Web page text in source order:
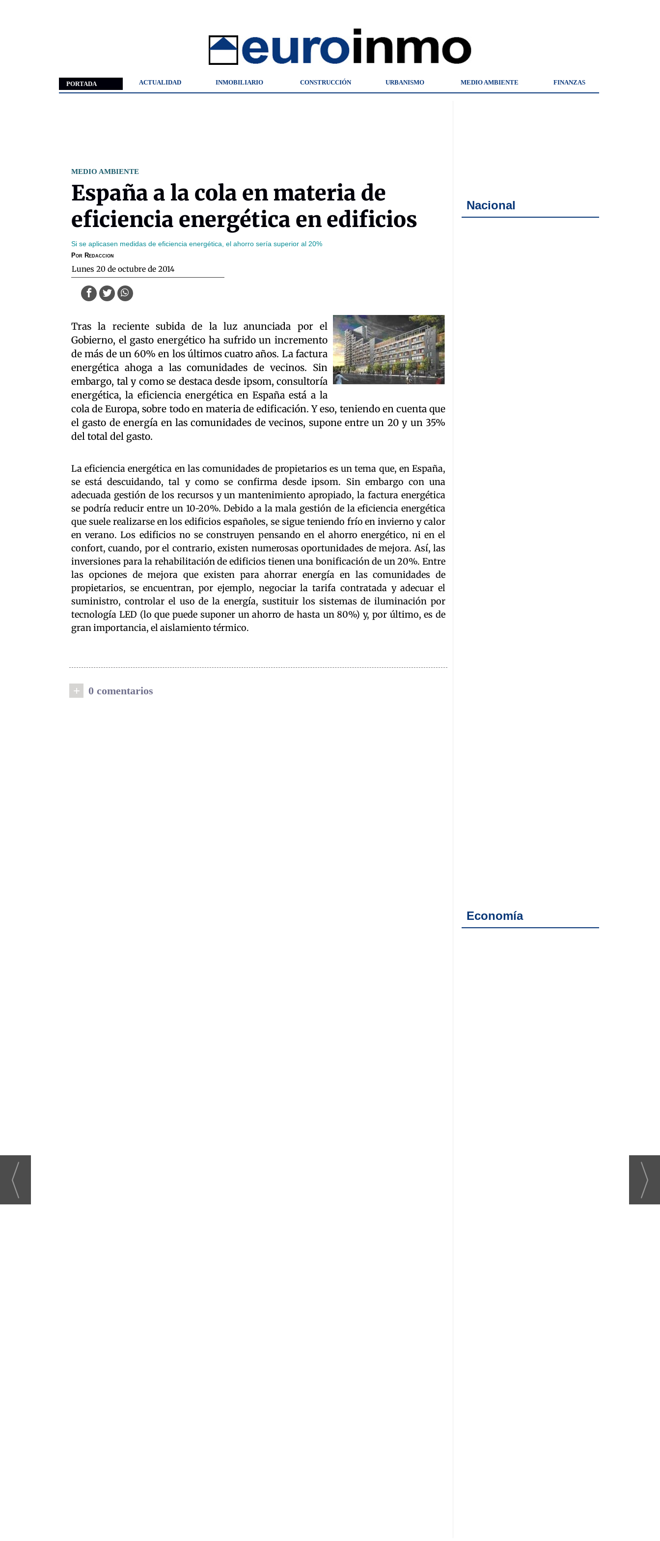
PORTADA ACTUALIDAD INMOBILIARIO CONSTRUCCIÓN URBANISMO MEDIO AMBIENTE FINANZAS
MEDIO AMBIENTE
España a la cola en materia de
eficiencia energética en edificios
Si se aplicasen medidas de eficiencia energética, el ahorro sería superior al 20%
Por Redaccion
lunes 20 de octubre de 2014
Tras la reciente subida de la luz anunciada por el
Gobierno, el gasto energético ha sufrido un incremento
de más de un 60% en los últimos cuatro años. La factura
energética ahoga a las comunidades de vecinos. Sin
embargo, tal y como se destaca desde ipsom, consultoría
energética, la eficiencia energética en España está a la
cola de Europa, sobre todo en materia de edificación. Y eso, teniendo en cuenta que
el gasto de energía en las comunidades de vecinos, supone entre un 20 y un 35%
del total del gasto.
La eficiencia energética en las comunidades de propietarios es un tema que, en España,
se está descuidando, tal y como se confirma desde ipsom. Sin embargo con una
adecuada gestión de los recursos y un mantenimiento apropiado, la factura energética
se podría reducir entre un 10-20%. Debido a la mala gestión de la eficiencia energética
que suele realizarse en los edificios españoles, se sigue teniendo frío en invierno y calor
en verano. Los edificios no se construyen pensando en el ahorro energético, ni en el
confort, cuando, por el contrario, existen numerosas oportunidades de mejora. Así, las
inversiones para la rehabilitación de edificios tienen una bonificación de un 20%. Entre
las opciones de mejora que existen para ahorrar energía en las comunidades de
propietarios, se encuentran, por ejemplo, negociar la tarifa contratada y adecuar el
suministro, controlar el uso de la energía, sustituir los sistemas de iluminación por
tecnología LED (lo que puede suponer un ahorro de hasta un 80%) y, por último, es de
gran importancia, el aislamiento térmico.
+ 0 comentarios
Nacional
Economía